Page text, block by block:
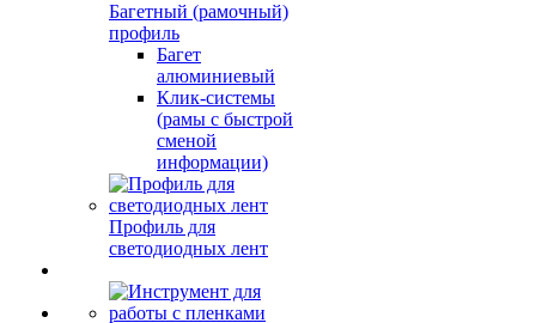
Багетный (рамочный)
профиль
Багет
алюминиевый
Клик-системы
(рамы с быстрой
сменой
информации)
Профиль для
светодиодных лент